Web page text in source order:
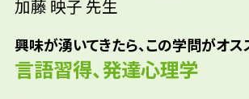
加藤 映子 先生
興味が湧いてきたら、この学問がオス
言語習得、発達心理学
どものことばの発達」の授業が